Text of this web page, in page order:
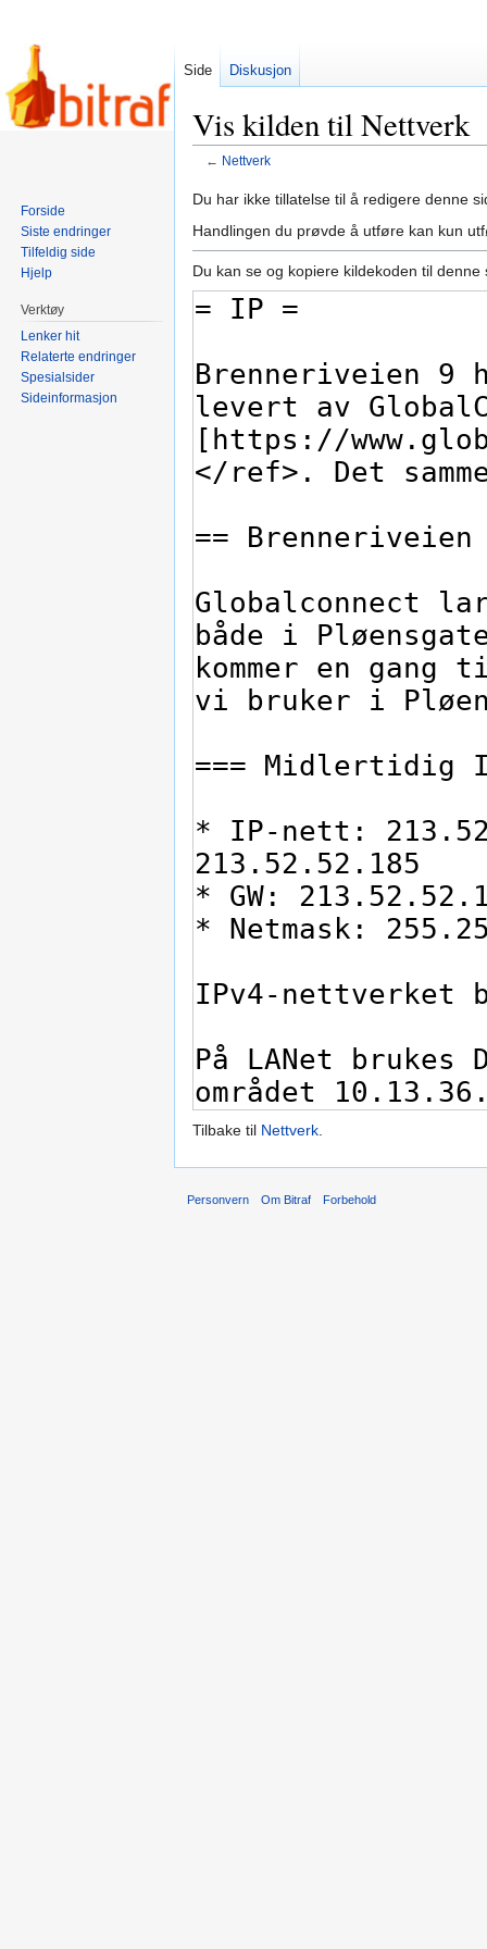
Vis kilden til Nettverk
← Nettverk
Hopp
til
Hopp
til
Du har ikke tillatelse til å redigere denne
Handlingen du prøvde å utføre kan kun
Du kan se og kopiere kildekoden til denne
Tilbake til Nettverk.
Side Diskusjon
Forside
Siste endringer
Tilfeldig side
Hjelp
Verktøy
Lenker hit
Relaterte endringer
Spesialsider
Sideinformasjon
Personvern Om Bitraf Forbehold